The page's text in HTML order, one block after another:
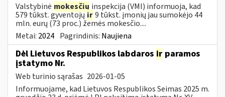
Valstybinė mokesčių inspekcija (VMI) informuoja, kad
579 tūkst. gyventojųir9 tūkst. įmonių jau sumokėjo 44
mln. eurų (73 proc.) žemės mokesčio....
Metai: 2024 Pagrindinis: Naujiena
Dėl Lietuvos Respublikos labdaros ir paramos
įstatymo Nr.
Web turinio sąrašas 2026-01-05
Informuojame, kad Lietuvos Respublikos Seimas 2025 m.